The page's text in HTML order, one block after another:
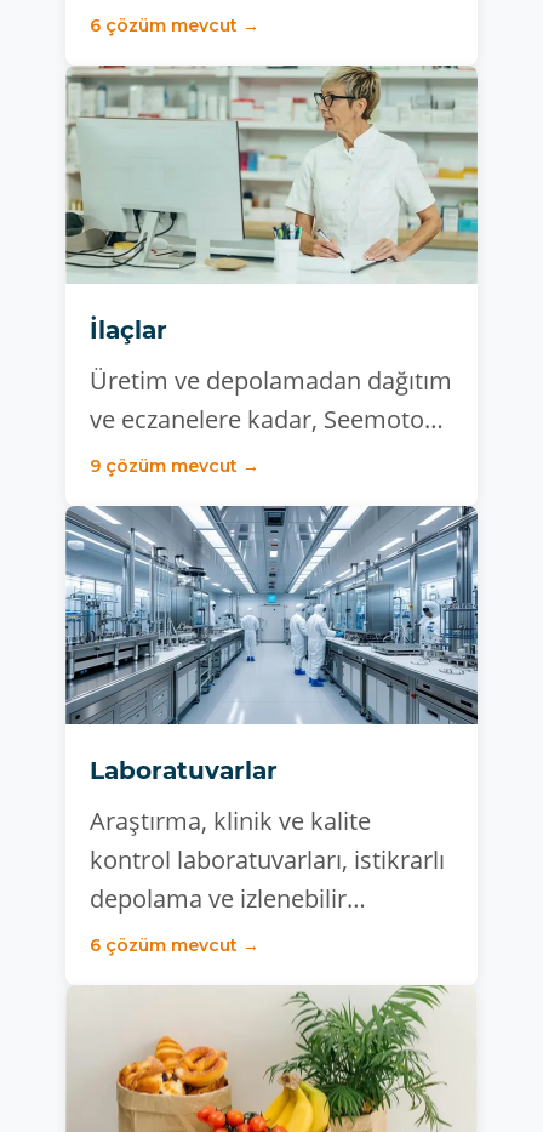
6 çözüm mevcut →
İlaçlar
Üretim ve depolamadan dağıtım
ve eczanelere kadar, Seemoto…
9 çözüm mevcut →
Laboratuvarlar
Araştırma, klinik ve kalite
kontrol laboratuvarları, istikrarlı
depolama ve izlenebilir…
6 çözüm mevcut →